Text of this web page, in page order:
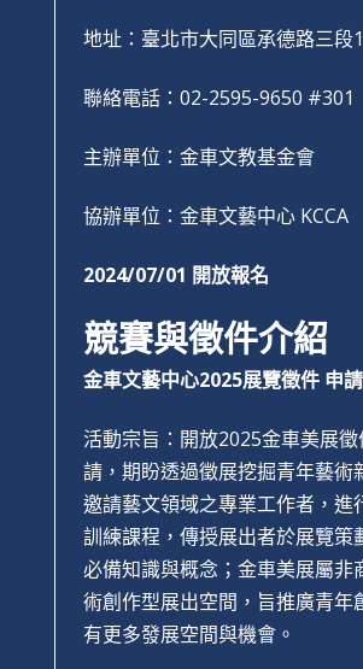
地址：臺北市大同區承德路三段
聯絡電話：02-2595-9650 #301
主辦單位：金車文教基金會
協辦單位：金車文藝中心 KCCA
2024/07/01 開放報名
競賽與徵件介紹
金車文藝中心2025展覽徵件 申
活動宗旨：開放2025金車美展
請，期盼透過徵展挖掘青年藝術
邀請藝文領域之專業工作者，進
訓練課程，傳授展出者於展覽策
必備知識與概念；金車美展屬非
術創作型展出空間，旨推廣青年
有更多發展空間與機會。